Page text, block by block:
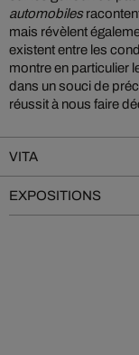
automobiles
mais révèlent
existent entre les
montre en particulier
dans un souci de
réussit à nous faire
VITA
EXPOSITIONS